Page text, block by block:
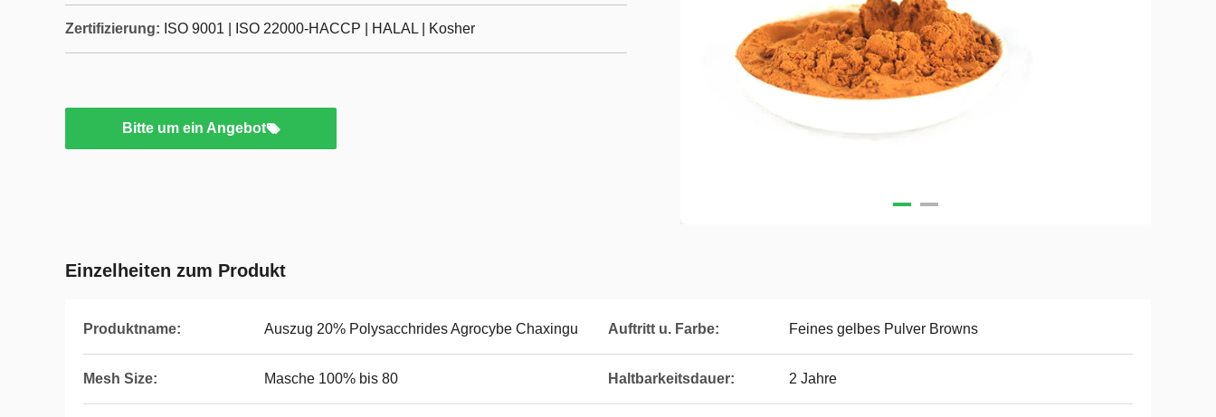
Zertifizierung: ISO 9001 | ISO 22000-HACCP | HALAL | Kosher
Bitte um ein Angebot
Einzelheiten zum Produkt
Produktname: Auszug 20% Polysacchrides Agrocybe Chaxingu Auftritt u. Farbe: Feines gelbes Pulver Browns
Mesh Size: Masche 100% bis 80 Haltbarkeitsdauer: 2 Jahre